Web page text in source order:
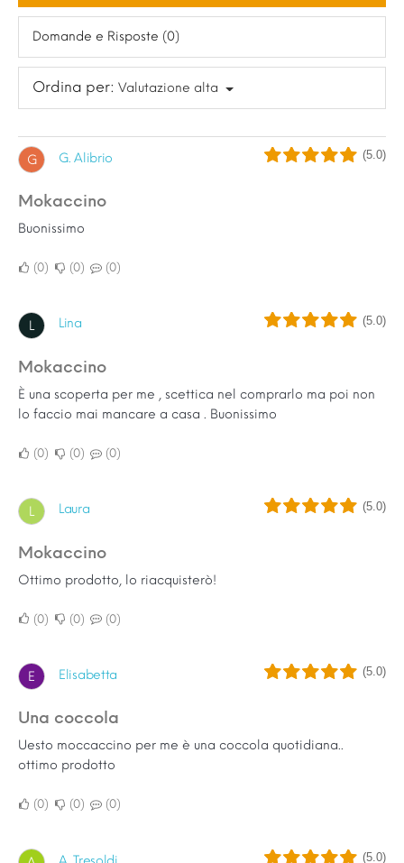
Domande e Risposte (0)
Ordina per: Valutazione alta
G G. Alibrio (5.0)
Mokaccino
Buonissimo
0 0 0
L Lina (5.0)
Mokaccino
È una scoperta per me , scettica nel comprarlo ma poi non
lo faccio mai mancare a casa . Buonissimo
0 0 0
L Laura (5.0)
Mokaccino
Ottimo prodotto, lo riacquisterò!
0 0 0
E Elisabetta (5.0)
Una coccola
Uesto moccaccino per me è una coccola quotidiana..
ottimo prodotto
0 0 0
(5.0)